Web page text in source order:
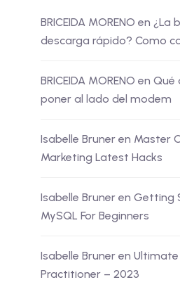
BRICEIDA MORENO en ¿La
descarga rápido? Como
BRICEIDA MORENO en Qué
poner al lado del modem
Isabelle Bruner en Master
Marketing Latest Hacks
Isabelle Bruner en Getting
MySQL For Beginners
Isabelle Bruner en Ultimate
Practitioner – 2023